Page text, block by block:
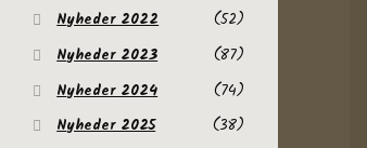
Nyheder 2022
(52)
Nyheder 2023
(87)
Nyheder 2024
(74)
Nyheder 2025
(38)